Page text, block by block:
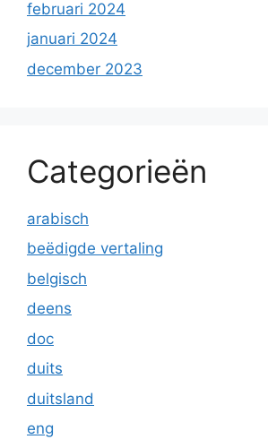
februari 2024
januari 2024
december 2023
Categorieën
arabisch
beëdigde vertaling
belgisch
deens
doc
duits
duitsland
eng